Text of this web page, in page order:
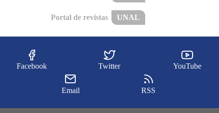
Portal de revistas UNAL
Facebook Twitter YouTube
Email RSS